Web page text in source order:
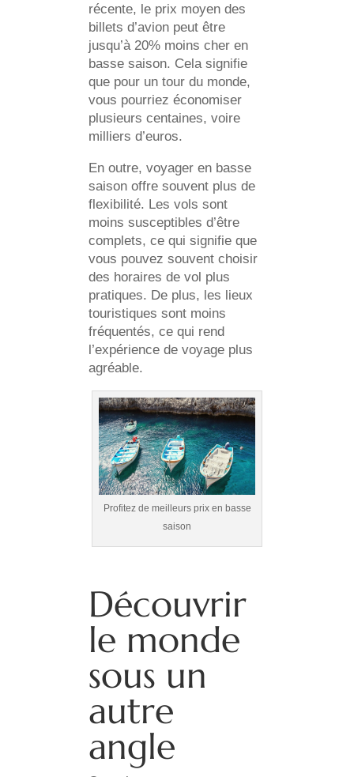
récente, le prix moyen des
billets d’avion peut être
jusqu’à 20% moins cher en
basse saison. Cela signifie
que pour un tour du monde,
vous pourriez économiser
plusieurs centaines, voire
milliers d’euros.
En outre, voyager en basse
saison offre souvent plus de
flexibilité. Les vols sont
moins susceptibles d’être
complets, ce qui signifie que
vous pouvez souvent choisir
des horaires de vol plus
pratiques. De plus, les lieux
touristiques sont moins
fréquentés, ce qui rend
l’expérience de voyage plus
agréable.
Profitez de meilleurs prix en basse
saison
Découvrir
le monde
sous un
autre
angle